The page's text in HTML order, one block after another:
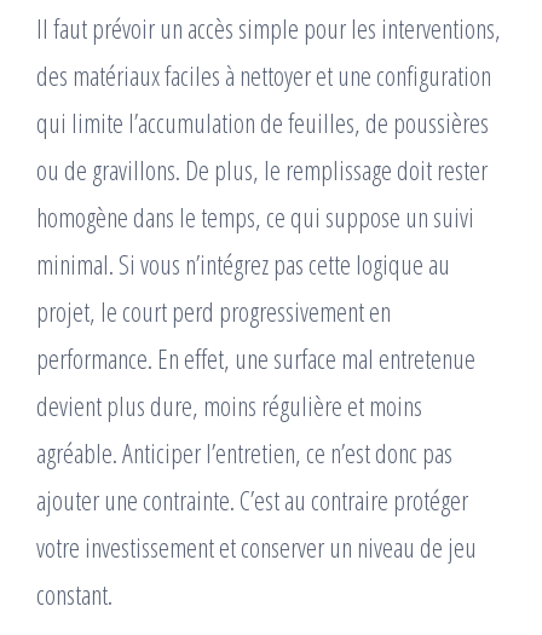
Il faut prévoir un accès simple pour les interventions,
des matériaux faciles à nettoyer et une configuration
qui limite l’accumulation de feuilles, de poussières
ou de gravillons. De plus, le remplissage doit rester
homogène dans le temps, ce qui suppose un suivi
minimal. Si vous n’intégrez pas cette logique au
projet, le court perd progressivement en
performance. En effet, une surface mal entretenue
devient plus dure, moins régulière et moins
agréable. Anticiper l’entretien, ce n’est donc pas
ajouter une contrainte. C’est au contraire protéger
votre investissement et conserver un niveau de jeu
constant.